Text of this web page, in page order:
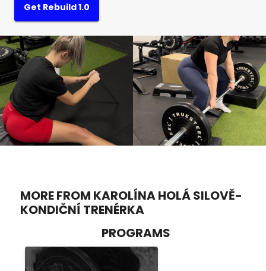
Get Rebuild 1.0
MORE FROM KAROLÍNA HOLÁ SILOVĚ-
KONDIČNÍ TRENÉRKA
PROGRAMS